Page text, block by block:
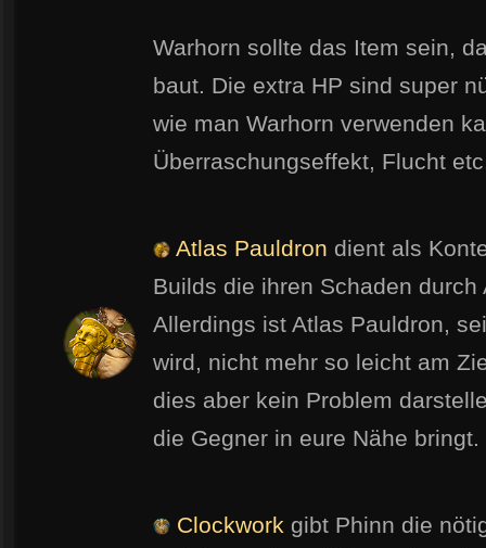
Warhorn sollte das Item sein,
baut. Die extra HP sind super
wie man Warhorn verwenden
Überraschungseffekt, Flucht
Atlas Pauldron dient als
Builds die ihren Schaden
Allerdings ist Atlas Pauldron,
wird, nicht mehr so leicht am
dies aber kein Problem
die Gegner in eure Nähe bringt.
Clockwork gibt Phinn die